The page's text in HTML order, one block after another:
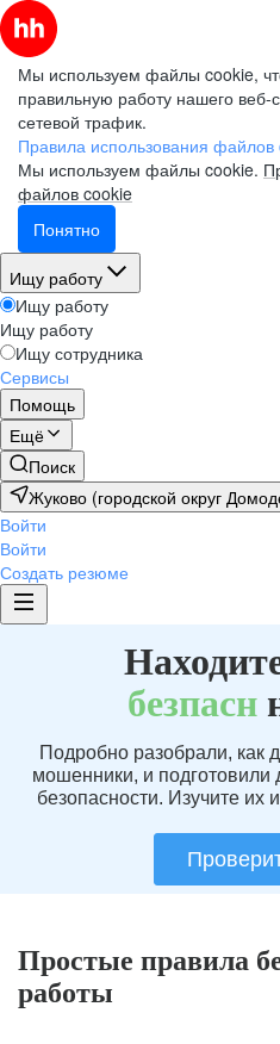
Мы используем файлы cookie,
правильную работу нашего веб-
сетевой трафик.
Правила использования файлов
Мы используем файлы cookie.
файлов cookie
Понятно
Ищу работу
Ищу работу
Ищу работу
Ищу сотрудника
Сервисы
Помощь
Ещё
Поиск
Жуково (городской округ
Войти
Войти
Создать резюме
безпасн
Подробно разобрали, как
мошенники, и подготовили
безопасности. Изучите их
Простые правила
работы